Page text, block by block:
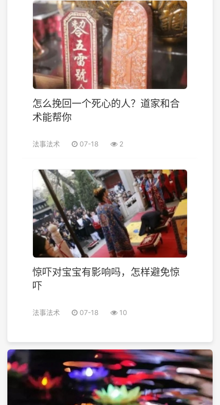
怎么挽回一个死心的人？道家和合
术能帮你
法事法术 07-18 2
惊吓对宝宝有影响吗，怎样避免惊
吓
法事法术 07-18 10